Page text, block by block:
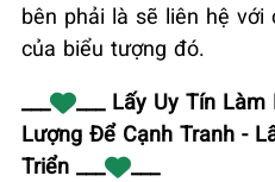
bên phải là sẽ liên hệ
của biểu tượng đó.
___
___ Lấy Uy Tín
Lượng Để Cạnh Tranh -
Triển ___
___